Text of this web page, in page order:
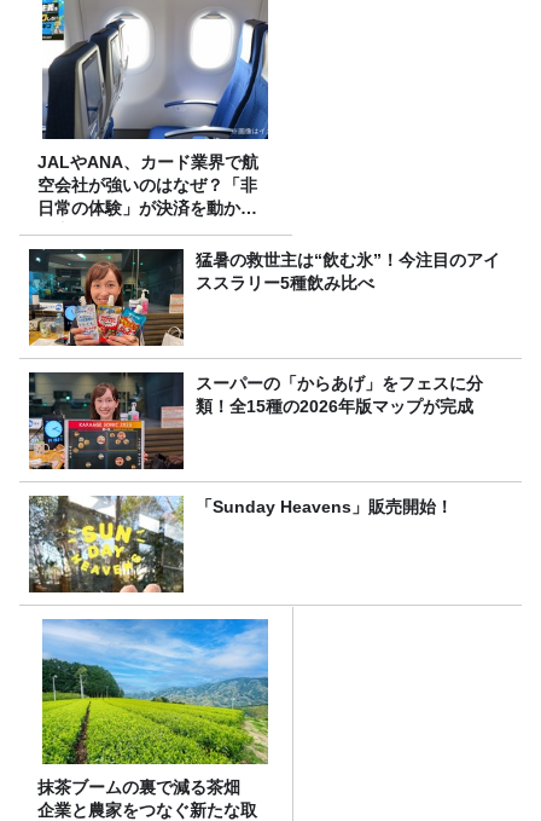
JALやANA、カード業界で航
空会社が強いのはなぜ？「非
日常の体験」が決済を動かす
理由
猛暑の救世主は“飲む氷”！今注目のアイ
ススラリー5種飲み比べ
スーパーの「からあげ」をフェスに分
類！全15種の2026年版マップが完成
「Sunday Heavens」販売開始！
抹茶ブームの裏で減る茶畑
企業と農家をつなぐ新たな取